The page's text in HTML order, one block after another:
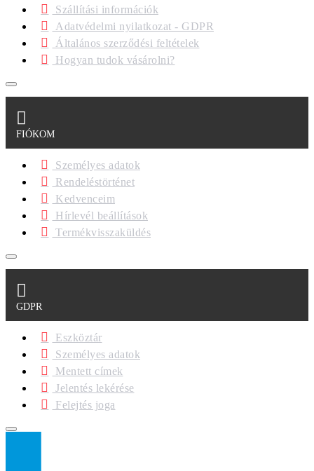
Szállítási információk
Adatvédelmi nyilatkozat - GDPR
Általános szerződési feltételek
Hogyan tudok vásárolni?
FIÓKOM
Személyes adatok
Rendeléstörténet
Kedvenceim
Hírlevél beállítások
Termékvisszaküldés
GDPR
Eszköztár
Személyes adatok
Mentett címek
Jelentés lekérése
Felejtés joga